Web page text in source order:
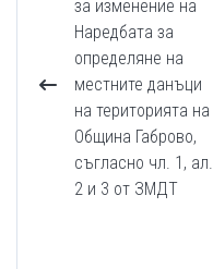
за изменение на
Наредбата за
определяне на
местните данъци
на територията на
Община Габрово,
съгласно чл. 1, ал.
2 и 3 от ЗМДТ